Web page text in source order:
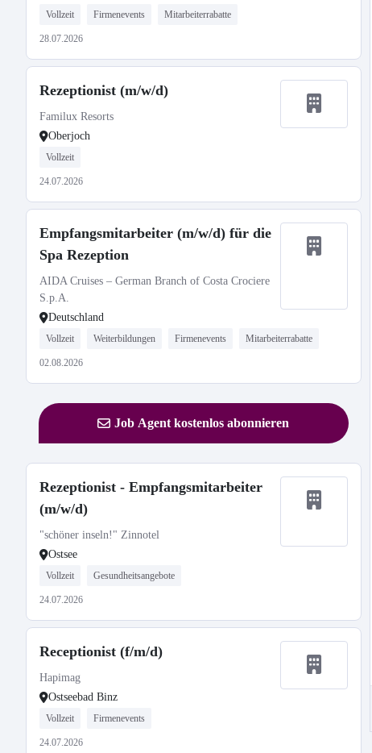
Vollzeit Firmenevents Mitarbeiterrabatte
28.07.2026
Rezeptionist (m/w/d)
Familux Resorts
Oberjoch
Vollzeit
24.07.2026
Empfangsmitarbeiter (m/w/d) für die
Spa Rezeption
AIDA Cruises – German Branch of Costa Crociere
S.p.A.
Deutschland
Vollzeit Weiterbildungen Firmenevents Mitarbeiterrabatte
02.08.2026
Job Agent kostenlos abonnieren
Rezeptionist - Empfangsmitarbeiter
(m/w/d)
"schöner inseln!" Zinnotel
Ostsee
Vollzeit Gesundheitsangebote
24.07.2026
Receptionist (f/m/d)
Hapimag
Ostseebad Binz
Vollzeit Firmenevents
24.07.2026